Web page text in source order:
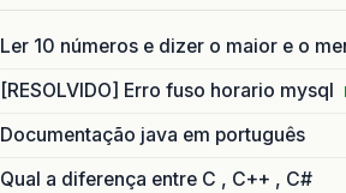
Ler 10 números e dizer o maior e o
[RESOLVIDO] Erro fuso horario mysql
Documentação java em português
Qual a diferença entre C , C++ , C#